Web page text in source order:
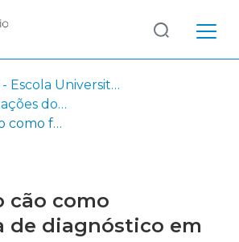
EUVG - Escola Universitária Vasco da Gama
EUVG - Dissertações do Mestrado Integrado em Medicina Veterinária
O olfato do cão como ferramenta de diagnóstico em doenças humanas
cão como
de diagnóstico em